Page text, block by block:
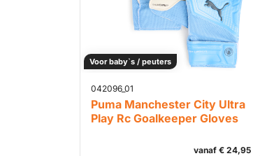
Voor baby`s / peuters
042096_01
Puma Manchester City Ultra
Play Rc Goalkeeper Gloves
vanaf € 24,95